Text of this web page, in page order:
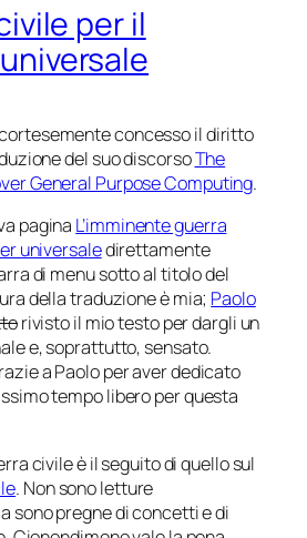
per il
concesso il diritto
del suo discorsoThe
General Purpose Computing.
pagina L’imminente guerra
universaledirettamente
di menu sotto al titolo del
della traduzione è mia; Paolo
rivisto il mio testo per dargli un
e, soprattutto, sensato.
a Paolo per aver dedicato
tempo libero per questa
civileè il seguito di quello sul
. Non sono letture
sono pregne di concetti e di